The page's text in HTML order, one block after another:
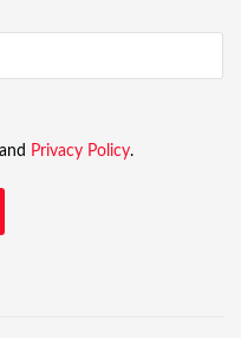
Privacy Policy.